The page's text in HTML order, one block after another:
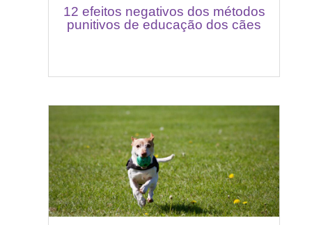
12 efeitos negativos dos métodos
punitivos de educação dos cães